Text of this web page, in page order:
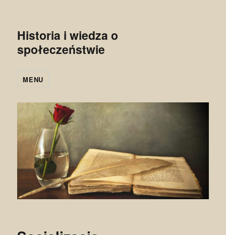
Historia i wiedza o
społeczeństwie
MENU